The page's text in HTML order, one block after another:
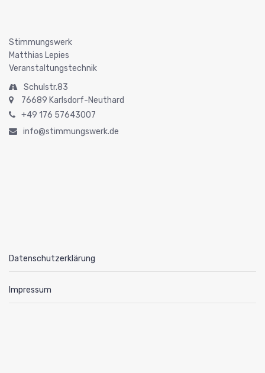
Stimmungswerk
Matthias Lepies
Veranstaltungstechnik
Schulstr.83
76689 Karlsdorf-Neuthard
+49 176 57643007
info@stimmungswerk.de
Datenschutzerklärung
Impressum